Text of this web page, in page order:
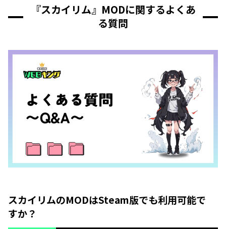
『スカイリム』MODに関するよくあ
る質問
スカイリムのMODはSteam版でも利用可能で
すか？